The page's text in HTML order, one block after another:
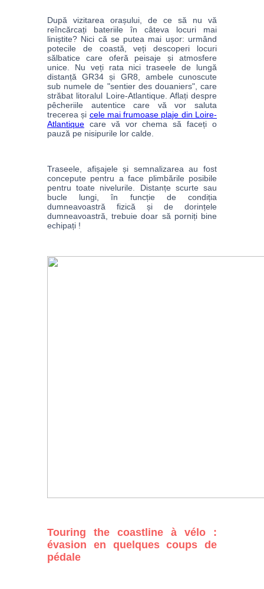
După vizitarea orașului, de ce să nu vă
reîncărcați bateriile în câteva locuri mai
liniștite? Nici că se putea mai ușor: urmând
potecile de coastă, veți descoperi locuri
sălbatice care oferă peisaje și atmosfere
unice. Nu veți rata nici traseele de lungă
distanță GR34 și GR8, ambele cunoscute
sub numele de "sentier des douaniers", care
străbat litoralul Loire-Atlantique. Aflați despre
pêcheriile autentice care vă vor saluta
trecerea și cele mai frumoase plaje din Loire-
Atlantique care vă vor chema să faceți o
pauză pe nisipurile lor calde.
Traseele, afișajele și semnalizarea au fost
concepute pentru a face plimbările posibile
pentru toate nivelurile. Distanțe scurte sau
bucle lungi, în funcție de condiția
dumneavoastră fizică și de dorințele
dumneavoastră, trebuie doar să porniți bine
echipați !
Touring the coastline à vélo :
évasion en quelques coups de
pédale